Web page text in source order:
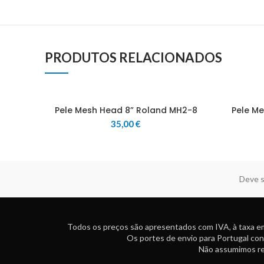
PRODUTOS RELACIONADOS
Pele Mesh Head 8” Roland MH2-8
35,00€
Pele
Deve
Todos os preços são apresentados com IVA, à taxa
Os portes de envio para Portugal
Não assumimos